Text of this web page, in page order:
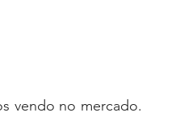
vendo no mercado.